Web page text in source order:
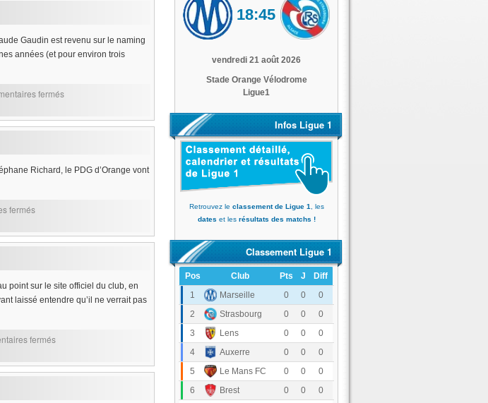
Gaudin est revenu sur le naming
années (et pour environ trois
fermés
Richard, le PDG d’Orange vont
fermés
point sur le site officiel du club, en
laissé entendre qu’il ne verrait pas
fermés
Olympique de Marseille
18:45 RC Strasbourg Alsace
vendredi 21 août 2026
Stade Orange Vélodrome
Ligue1
Infos Ligue 1
Retrouvez le classement de Ligue 1
, les
dates et les résultats des matchs !
Classement Ligue 1
Pos Club Pts J
Diff
1
Olympique de Marseille
0 0
0
2
RC Strasbourg Alsace
0 0
0
3
RC Lens 0 0
0
4
AJ Auxerre 0 0
0
5
Le Mans FC 0 0
0
6
Stade Brestois 290 0
0